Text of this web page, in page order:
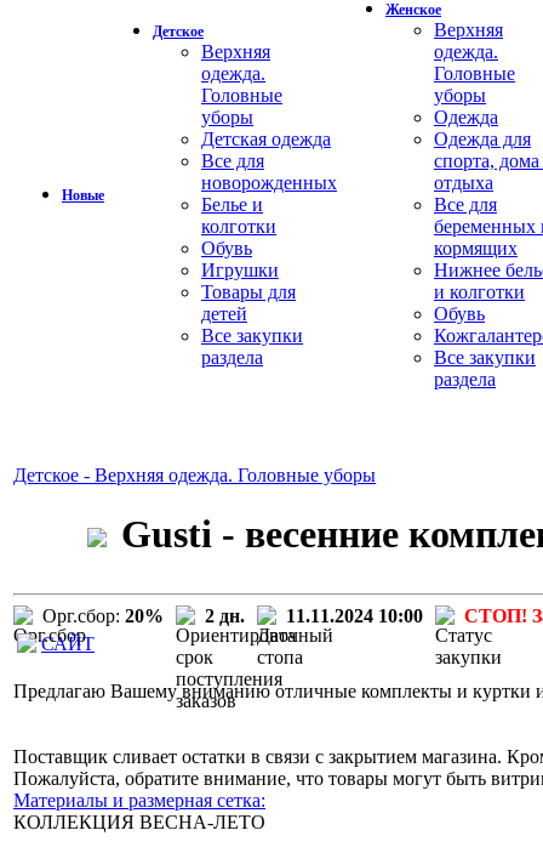
Новые
Детское
Верхняя
одежда.
Головные
уборы
Детская одежда
Все для
новорожденных
Белье и
колготки
Обувь
Игрушки
Товары для
детей
Все закупки
раздела
Женское
Верхняя
одежда.
Головные
уборы
Одежда
Одежда для
спорта,
отдыха
Все для
беременных
кормящих
Нижнее
и колготки
Обувь
Все закупки
раздела
Детское - Верхняя одежда. Головные уборы
Gusti - весенние
Орг.сбор: 20% 2 дн. 11.11.2024 10:00
СТОП!
САЙТ
Предлагаю Вашему вниманию отличные комплекты и куртки
Поставщик сливает остатки в связи с закрытием магазина.
Пожалуйста, обратите внимание, что товары могут быть
Материалы и размерная сетка:
КОЛЛЕКЦИЯ ВЕСНА-ЛЕТО